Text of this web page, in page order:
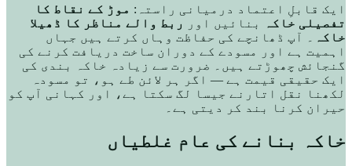
ایک قابلِ اعتماد درمیانی راستہ: موڑ کے نقاط کا
تفصیلی خاکہ
بنائیں اور
ربط والے مناظر کا ڈھیلا
خاکہ
۔ آپ ڈھانچے کی حفاظت وہاں کرتے ہیں جہاں
اہمیت ہے اور مسودے کے دوران ساخت دریافت کرنے کی
گنجائش چھوڑتے ہیں۔ ضرورت سے زیادہ خاکہ بندی کی
ایک حقیقی قیمت ہے — اگر ہر لائن طے ہو، تو مسودہ
لکھنا نقل اتارنے جیسا لگ سکتا ہے، اور کہانی آپ کو
حیران کرنا بند کر دیتی ہے۔
خاکہ بنانے کی عام غلطیاں